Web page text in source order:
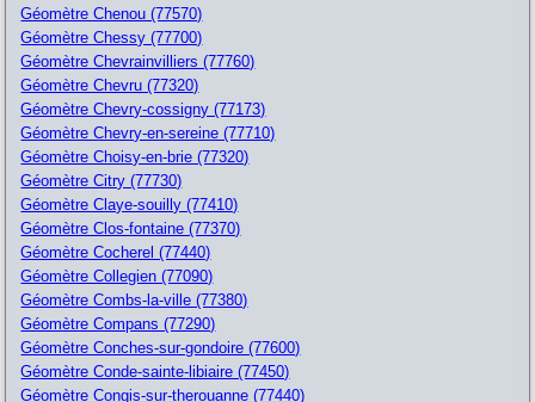
Géomètre Chenou (77570)
Géomètre Chessy (77700)
Géomètre Chevrainvilliers (77760)
Géomètre Chevru (77320)
Géomètre Chevry-cossigny (77173)
Géomètre Chevry-en-sereine (77710)
Géomètre Choisy-en-brie (77320)
Géomètre Citry (77730)
Géomètre Claye-souilly (77410)
Géomètre Clos-fontaine (77370)
Géomètre Cocherel (77440)
Géomètre Collegien (77090)
Géomètre Combs-la-ville (77380)
Géomètre Compans (77290)
Géomètre Conches-sur-gondoire (77600)
Géomètre Conde-sainte-libiaire (77450)
Géomètre Congis-sur-therouanne (77440)